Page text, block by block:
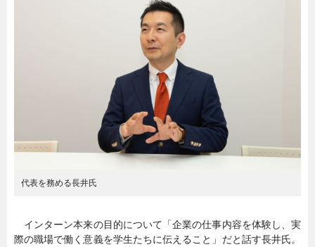
代表を務める長井氏
インターン本来の目的について「企業の仕事内容を体験し、実
際の職場で働く意義を学生たちに伝えること」だと話す長井氏。